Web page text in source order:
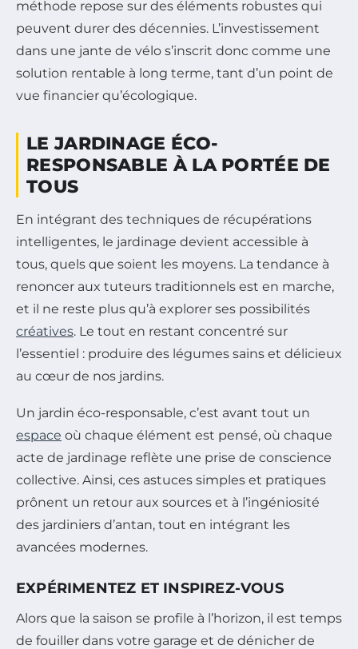
méthode repose sur des éléments robustes qui
peuvent durer des décennies. L’investissement
dans une jante de vélo s’inscrit donc comme une
solution rentable à long terme, tant d’un point de
vue financier qu’écologique.
LE JARDINAGE ÉCO-
RESPONSABLE À LA PORTÉE DE
TOUS
En intégrant des techniques de récupérations
intelligentes, le jardinage devient accessible à
tous, quels que soient les moyens. La tendance à
renoncer aux tuteurs traditionnels est en marche,
et il ne reste plus qu’à explorer ses possibilités
créatives. Le tout en restant concentré sur
l’essentiel : produire des légumes sains et délicieux
au cœur de nos jardins.
Un jardin éco-responsable, c’est avant tout un
espace où chaque élément est pensé, où chaque
acte de jardinage reflète une prise de conscience
collective. Ainsi, ces astuces simples et pratiques
prônent un retour aux sources et à l’ingéniosité
des jardiniers d’antan, tout en intégrant les
avancées modernes.
EXPÉRIMENTEZ ET INSPIREZ-VOUS
Alors que la saison se profile à l’horizon, il est temps
de fouiller dans votre garage et de dénicher de